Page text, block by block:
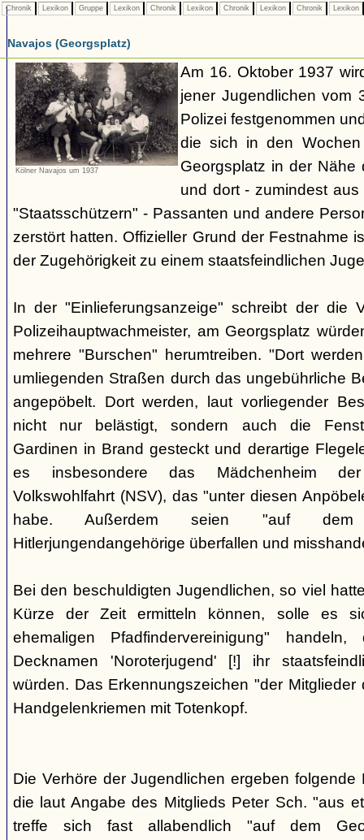
Chronik Lexikon Gruppe Lexikon Chronik Lexikon Chronik Lexikon Chronik Lexikon
Navajos (Georgsplatz)
Kölner Navajos um 1937
Am 16. Oktober 1937
jener Jugendlichen vom
Polizei festgenommen
die sich in den
Georgsplatz in der Nähe
und dort - zumindest
"Staatsschützern" - Passanten und andere
zerstört hatten. Offizieller Grund der Festnahme
der Zugehörigkeit zu einem staatsfeindlichen
In der "Einlieferungsanzeige" schreibt der die
Polizeihauptwachmeister, am Georgsplatz
mehrere "Burschen" herumtreiben. "Dort
umliegenden Straßen durch das ungebührliche
angepöbelt. Dort werden, laut vorliegender
nicht nur belästigt, sondern auch die
Gardinen in Brand gesteckt und derartige
es insbesondere das Mädchenheim der
Volkswohlfahrt (NSV), das "unter diesen
habe. Außerdem seien "auf dem
Hitlerjungendangehörige überfallen und
Bei den beschuldigten Jugendlichen, so viel
Kürze der Zeit ermitteln können, solle es
ehemaligen Pfadfindervereinigung"
Decknamen 'Noroterjugend' [!] ihr
würden. Das Erkennungszeichen "der Mitglieder
Handgelenkriemen mit Totenkopf.
Die Verhöre der Jugendlichen ergeben folgende
die laut Angabe des Mitglieds Peter Sch. "aus
treffe sich fast allabendlich "auf dem